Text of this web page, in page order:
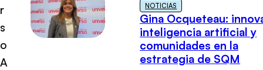
r
s
o
A
NOTICIAS
Gina Ocqueteau:
inteligencia artificial y
comunidades en la
estrategia de SQM